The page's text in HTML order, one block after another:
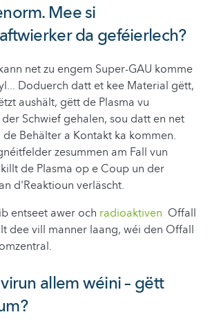
Mee si
da geféierlech?
net zu engem Super-GAU komme
Doduerch datt et kee Material gëtt,
aushält, gëtt de Plasma vu
Schwief gehalen, sou datt en net
Behälter a Kontakt ka kommen.
zesummen am Fall vun
de Plasma op e Coup un der
d'Reaktioun verläscht.
entseet awer och radioaktiven Offall
dee vill manner laang, wéi den Offall
allem wéini – gëtt